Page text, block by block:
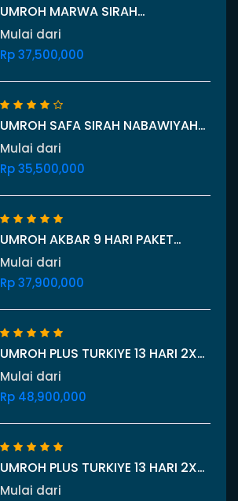
UMROH MARWA SIRAH
NABAWIYAH PLUS THAIF 10 HARI 29
SEPTEMBER 2026
Mulai dari
Rp 37,500,000
UMROH SAFA SIRAH NABAWIYAH
PLUS THAIF 10 HARI 29 SEPTEMBER
2026
Mulai dari
Rp 35,500,000
UMROH AKBAR 9 HARI PAKET
BARAKAH 5 NOVEMBER 2026
Mulai dari
Rp 37,900,000
UMROH PLUS TURKIYE 13 HARI 2X
JUMAT PLUS BURSA 14 DESEMBER
2026
Mulai dari
Rp 48,900,000
UMROH PLUS TURKIYE 13 HARI 2X
JUMAT 23 NOVEMBER 2026
Mulai dari